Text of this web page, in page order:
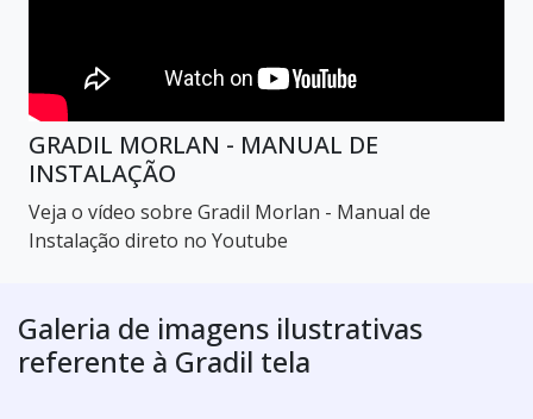
GRADIL MORLAN - MANUAL DE
INSTALAÇÃO
Veja o vídeo sobre Gradil Morlan - Manual de
Instalação direto no Youtube
Galeria de imagens ilustrativas
referente à Gradil tela